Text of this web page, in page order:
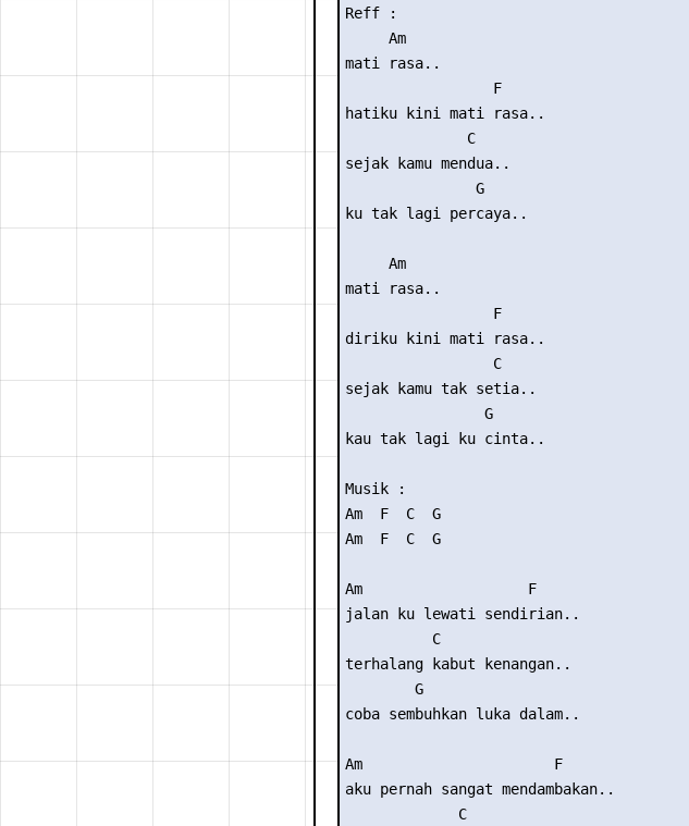
Reff :
     Am
mati rasa..
                 F
hatiku kini mati rasa..
              C
sejak kamu mendua..
               G
ku tak lagi percaya..
     Am
mati rasa..
                 F
diriku kini mati rasa..
                 C
sejak kamu tak setia..
                G
kau tak lagi ku cinta..
Musik :
Am  F  C  G
Am  F  C  G
Am                   F
jalan ku lewati sendirian..
          C
terhalang kabut kenangan..
        G
coba sembuhkan luka dalam..
Am                      F
aku pernah sangat mendambakan..
             C